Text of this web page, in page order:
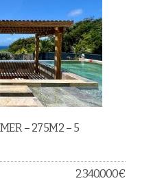
– 275M2 – 5
2.340.000€